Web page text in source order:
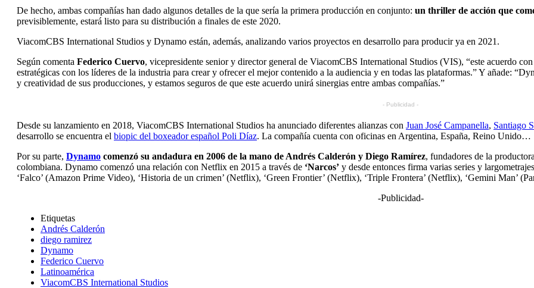
De hecho, ambas compañías han dado algunos detalles de la que sería la primera producción en conjunto: un thriller de acción que
previsiblemente, estará listo para su distribución a finales de este 2020.
ViacomCBS International Studios y Dynamo están, además, analizando varios proyectos en desarrollo para producir ya en 2021.
Según comenta Federico Cuervo, vicepresidente senior y director general de ViacomCBS International Studios (VIS), “este acuerdo
estratégicas con los líderes de la industria para crear y ofrecer el mejor contenido a la audiencia y en todas las plataformas.” Y añade:
y creatividad de sus producciones, y estamos seguros de que este acuerdo unirá sinergias entre ambas compañías.”
- Publicidad -
Desde su lanzamiento en 2018, ViacomCBS International Studios ha anunciado diferentes alianzas con Juan José Campanella, Santiago
desarrollo se encuentra el biopic del boxeador español Poli Díaz. La compañía cuenta con oficinas en Argentina, España, Reino Unido…
Por su parte, Dynamo comenzó su andadura en 2006 de la mano de Andrés Calderón y Diego Ramírez, fundadores de la
colombiana. Dynamo comenzó una relación con Netflix en 2015 a través de ‘Narcos’ y desde entonces firma varias series y
‘Falco’ (Amazon Prime Video), ‘Historia de un crimen’ (Netflix), ‘Green Frontier’ (Netflix), ‘Triple Frontera’ (Netflix), ‘Gemini Man’
-Publicidad-
Etiquetas
Andrés Calderón
diego ramirez
Dynamo
Federico Cuervo
Latinoamérica
ViacomCBS International Studios